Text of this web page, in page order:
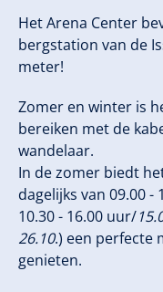
Het Arena Center
bergstation van de
meter!
Zomer en winter is
bereiken met de
wandelaar.
In de zomer biedt
dagelijks van 09.00 -
10.30 - 16.00 uur/
26.10.) een perfecte
genieten.